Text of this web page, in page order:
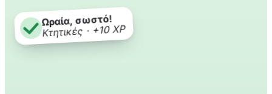
Ωραία, σωστό!
Κτητικές · +10 XP